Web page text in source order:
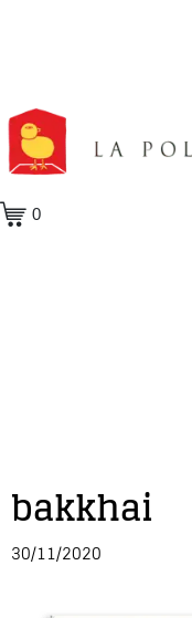
0
bakkhai
30/11/2020